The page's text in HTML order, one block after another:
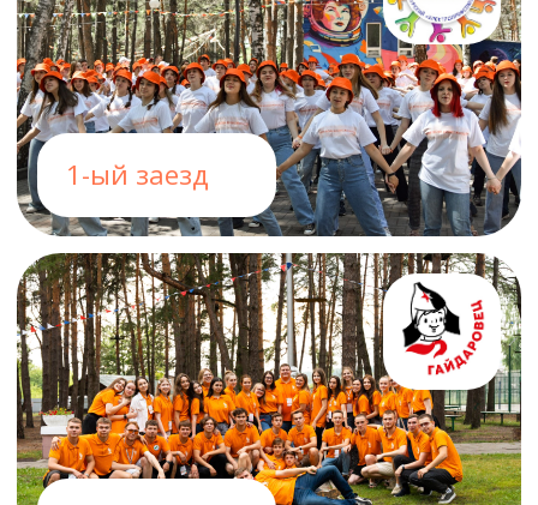
2-ой заезд
3-ий заезд